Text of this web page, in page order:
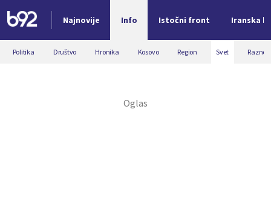
Najnovije Info Istočni front Iranska
Nova vest
Politika Društvo Hronika Kosovo Region Svet Razno